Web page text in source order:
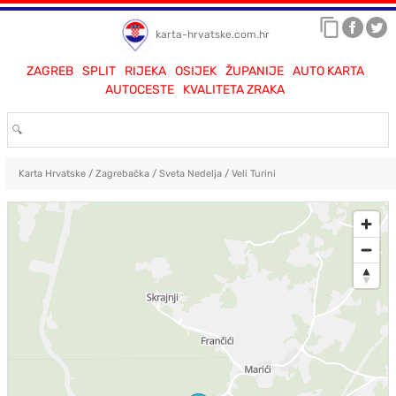
karta-hrvatske.com.hr
ZAGREB SPLIT RIJEKA OSIJEK ŽUPANIJE
AUTO KARTA
AUTOCESTE
KVALITETA ZRAKA
Karta Hrvatske/ Zagrebačka/ Sveta Nedelja/ Veli Turini